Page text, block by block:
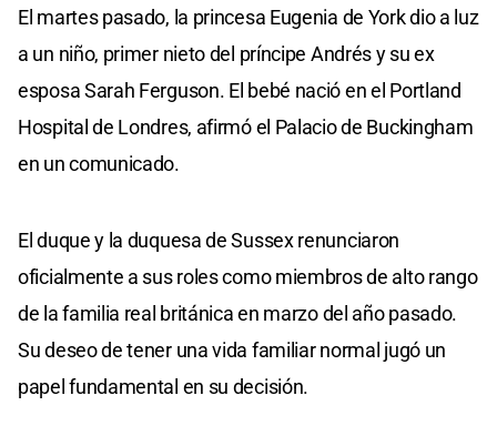
El martes pasado, la princesa Eugenia de York dio a luz
a un niño, primer nieto del príncipe Andrés y su ex
esposa Sarah Ferguson. El bebé nació en el Portland
Hospital de Londres, afirmó el Palacio de Buckingham
en un comunicado.
El duque y la duquesa de Sussex renunciaron
oficialmente a sus roles como miembros de alto rango
de la familia real británica en marzo del año pasado.
Su deseo de tener una vida familiar normal jugó un
papel fundamental en su decisión.